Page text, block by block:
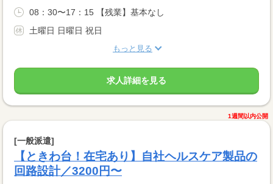
08：30〜17：15 【残業】基本なし
土曜日 日曜日 祝日
もっと見る
求人詳細を見る
1週間以内公開
[一般派遣]
【ときわ台！在宅あり】自社ヘルスケア製品の
回路設計／3200円〜